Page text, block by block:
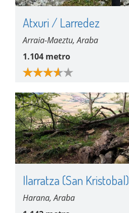
Atxuri / Larredez
Arraia-Maeztu, Araba
1.104 metro
Ilarratza (San Kristobal)
Harana, Araba